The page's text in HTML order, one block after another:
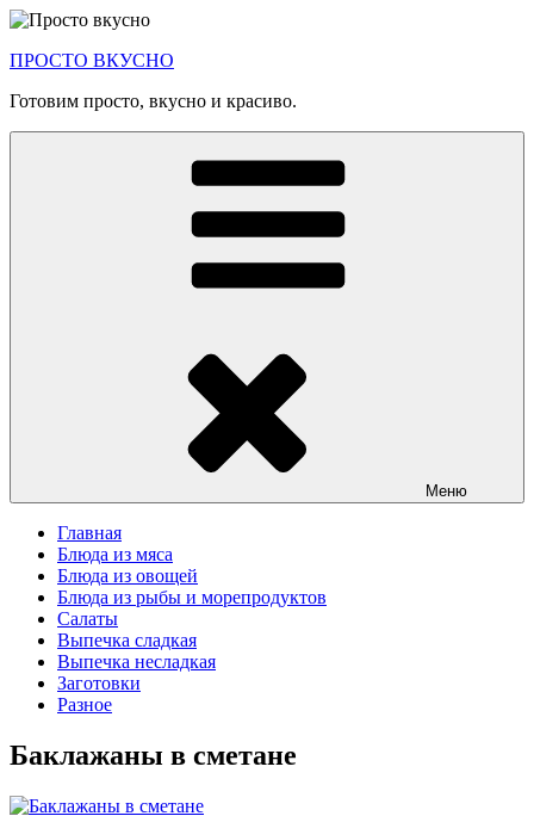
Перейти
содержимому
ПРОСТО ВКУСНО
Готовим просто, вкусно и красиво.
Меню
Главная
Блюда из мяса
Блюда из овощей
Блюда из рыбы и морепродуктов
Салаты
Выпечка сладкая
Выпечка несладкая
Заготовки
Разное
Баклажаны в сметане